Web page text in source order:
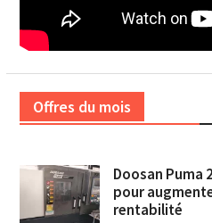
Offres du mois
Doosan Puma
pour
rentabilité